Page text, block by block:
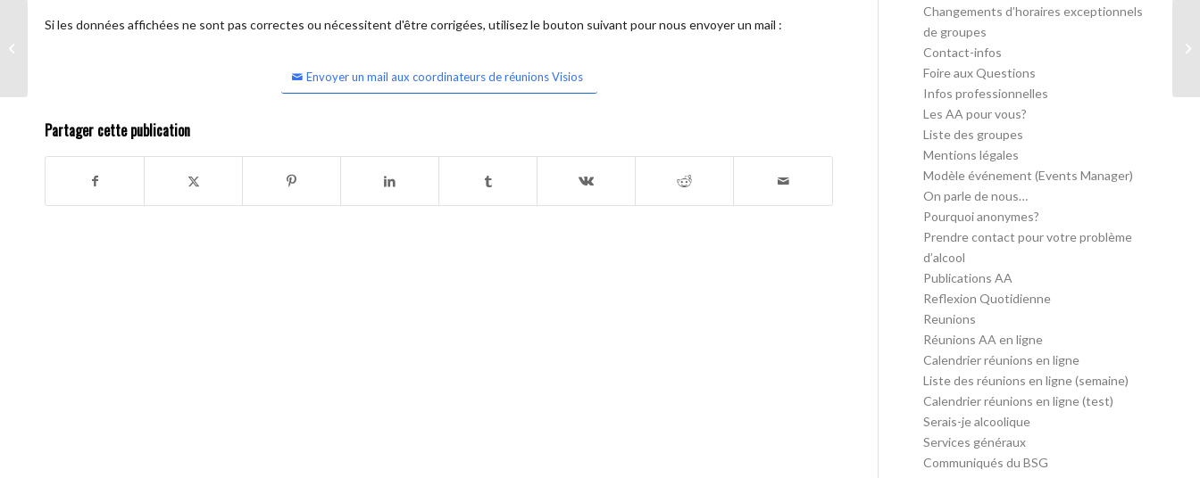
Si les données affichées ne sont pas correctes ou nécessitent d'être corrigées, utilisez le bouton suivant pour nous envoyer un mail :
Envoyer un mail aux coordinateurs de réunions Visios
Partager cette publication
Changements d’horaires exceptionnels
de groupes
Contact-infos
Foire aux Questions
Infos professionnelles
Les AA pour vous?
Liste des groupes
Mentions légales
Modèle événement (Events Manager)
On parle de nous…
Pourquoi anonymes?
Prendre contact pour votre problème
d’alcool
Publications AA
Reflexion Quotidienne
Reunions
Réunions AA en ligne
Calendrier réunions en ligne
Liste des réunions en ligne (semaine)
Calendrier réunions en ligne (test)
Serais-je alcoolique
Services généraux
Communiqués du BSG